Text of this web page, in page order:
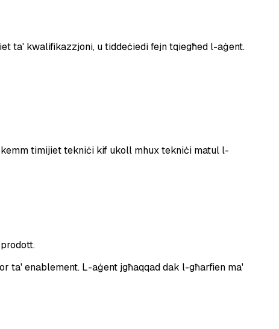
ta' kwalifikazzjoni, u tiddeċiedi fejn tqiegħed l-aġent.
timijiet tekniċi kif ukoll mhux tekniċi matul l-
ta' enablement. L-aġent jgħaqqad dak l-għarfien ma'